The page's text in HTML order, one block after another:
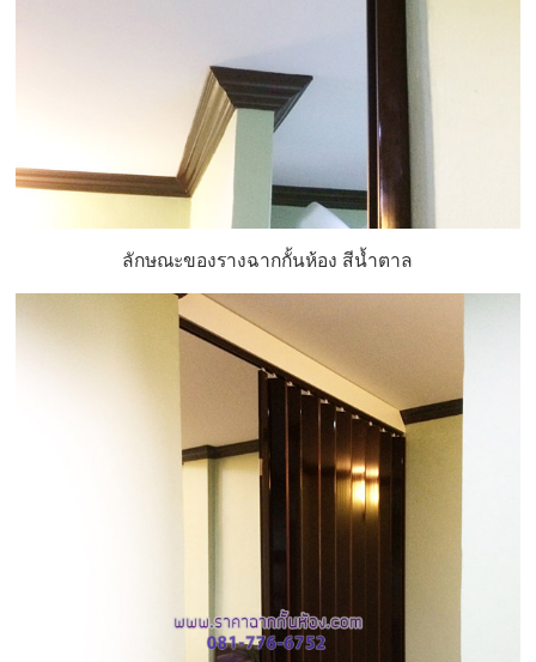
ลักษณะของรางฉากกั้นห้อง สีน้ำตาล